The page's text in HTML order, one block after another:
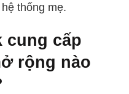
thống mẹ.
cung cấp
rộng nào